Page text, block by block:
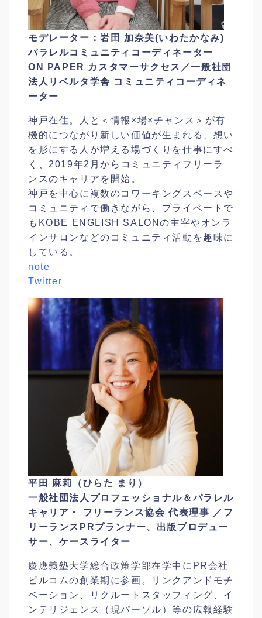
モデレーター：岩田 加奈美(いわたかなみ)
パラレルコミュニティコーディネーター
ON PAPER カスタマーサクセス／一般社団
法人リベルタ学舎 コミュニティコーディネ
ーター
神戸在住。人と＜情報×場×チャンス＞が有
機的につながり新しい価値が生まれる、想い
を形にする人が増える場づくりを仕事にすべ
く、2019年2月からコミュニティフリーラ
ンスのキャリアを開始。
神戸を中心に複数のコワーキングスペースや
コミュニティで働きながら、プライベートで
もKOBE ENGLISH SALONの主宰やオンラ
インサロンなどのコミュニティ活動を趣味に
している。
note
Twitter
平田 麻莉（ひらた まり）
一般社団法人プロフェッショナル＆パラレル
キャリア・ フリーランス協会 代表理事 ／フ
リーランスPRプランナー、出版プロデュー
サー、ケースライター
慶應義塾大学総合政策学部在学中にPR会社
ビルコムの創業期に参画。リンクアンドモチ
ベーション、リクルートスタッフィング、イ
ンテリジェンス（現パーソル）等の広報経験